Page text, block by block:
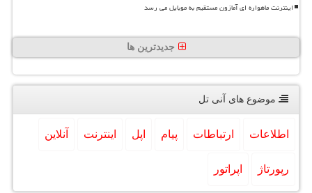
اینترنت ماهواره ای آمازون مستقیم به موبایل می رسد
جدیدترین ها
موضوع های آنی تل
اطلاعات ارتباطات پیام اپل اینترنت آنلاین
رپورتاژ اپراتور